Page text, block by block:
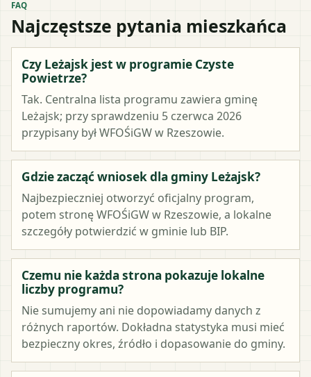
FAQ
Najczęstsze pytania mieszkańca
Czy Leżajsk jest w programie Czyste
Powietrze?
Tak. Centralna lista programu zawiera gminę
Leżajsk; przy sprawdzeniu 5 czerwca 2026
przypisany był WFOŚiGW w Rzeszowie.
Gdzie zacząć wniosek dla gminy Leżajsk?
Najbezpieczniej otworzyć oficjalny program,
potem stronę WFOŚiGW w Rzeszowie, a lokalne
szczegóły potwierdzić w gminie lub BIP.
Czemu nie każda strona pokazuje lokalne
liczby programu?
Nie sumujemy ani nie dopowiadamy danych z
różnych raportów. Dokładna statystyka musi mieć
bezpieczny okres, źródło i dopasowanie do gminy.